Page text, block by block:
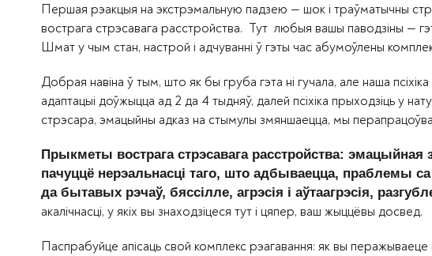
Першая рэакцыя на экстрэмальную падзею — шок і траўматычны
вострага стрэсавага расстройства. Тут любыя вашы паводзіны —
Шмат у чым стан, настрой і адчуванні ў гэты час абумоўлены
Добрая навіна ў тым, што як бы груба гэта ні гучала, але наша
адаптацыі доўжыцца ад 2 да 4 тыдняў, далей псіхіка прыходзіць у
стрэсара, эмацыйны адказ на стымулы змяншаецца, мы
Прыкметы вострага стрэсавага расстройства: эмацыйная
пачуццё нерэальнасці таго, што адбываецца, праблемы
да бытавых рэчаў, бяссілле, агрэсія і аўтаагрэсія,
акалічнасці, у якіх вы знаходзіцеся тут і цяпер, ваш жыццёвы досвед.
Паспрабуйце апісаць свой комплекс рэагавання: як вы